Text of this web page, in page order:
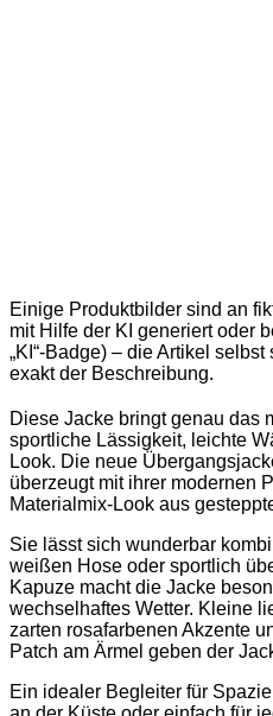
Einige Produktbilder sind an
mit Hilfe der KI generiert oder
„KI“-Badge) – die Artikel
exakt der Beschreibung.
Diese Jacke bringt genau das
sportliche Lässigkeit, leichte
Look. Die neue
überzeugt mit ihrer modernen
Materialmix-Look aus
Sie lässt sich wunderbar
weißen Hose oder sportlich
Kapuze macht die Jacke
wechselhaftes Wetter. Kleine
zarten rosafarbenen Akzente
Patch am Ärmel geben der
Ein idealer Begleiter für